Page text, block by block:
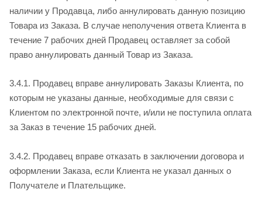
наличии у Продавца, либо аннулировать данную позицию
Товара из Заказа. В случае неполучения ответа Клиента в
течение 7 рабочих дней Продавец оставляет за собой
право аннулировать данный Товар из Заказа.
3.4.1. Продавец вправе аннулировать Заказы Клиента, по
которым не указаны данные, необходимые для связи с
Клиентом по электронной почте, и/или не поступила оплата
за Заказ в течение 15 рабочих дней.
3.4.2. Продавец вправе отказать в заключении договора и
оформлении Заказа, если Клиента не указал данных о
Получателе и Плательщике.